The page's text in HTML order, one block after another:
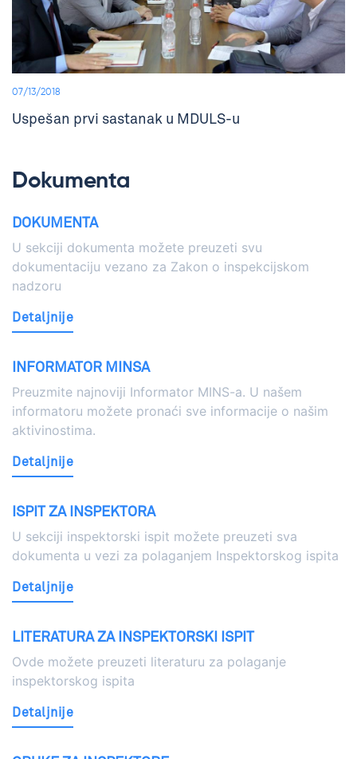
07/13/2018
Uspešan prvi sastanak u MDULS-u
Dokumenta
DOKUMENTA
U sekciji dokumenta možete preuzeti svu
dokumentaciju vezano za Zakon o inspekcijskom
nadzoru
Detaljnije
INFORMATOR MINSA
Preuzmite najnoviji Informator MINS-a. U našem
informatoru možete pronaći sve informacije o našim
aktivinostima.
Detaljnije
ISPIT ZA INSPEKTORA
U sekciji inspektorski ispit možete preuzeti sva
dokumenta u vezi za polaganjem Inspektorskog ispita
Detaljnije
LITERATURA ZA INSPEKTORSKI ISPIT
Ovde možete preuzeti literaturu za polaganje
inspektorskog ispita
Detaljnije